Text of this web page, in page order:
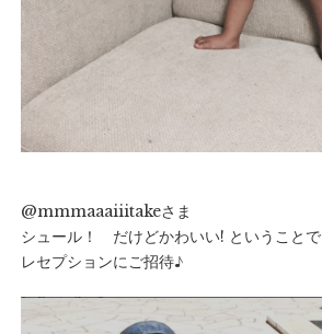
@mmmaaaiiitakeさま
シュール！ だけどかわいい! ということで
レセプションにご招待♪